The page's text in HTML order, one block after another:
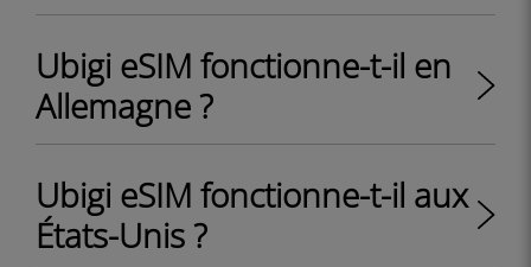
Ubigi eSIM fonctionne-t-il en
Allemagne ?
Ubigi eSIM fonctionne-t-il aux
États-Unis ?